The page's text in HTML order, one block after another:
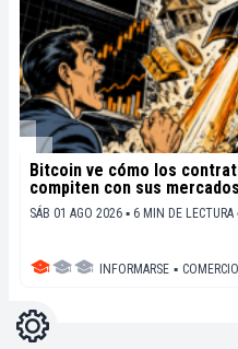
Bitcoin ve cómo los
compiten con sus
SÁB 01 AGO 2026 ▪ 6 MIN DE LECTURA
INFORMARSE ▪ COMERCIO
Ajustes